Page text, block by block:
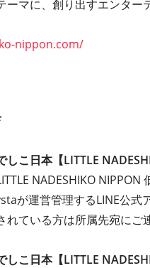
ーマに、創り出すエンタ
nippon.com/
こ日本【LITTLE
NADESHIKO
が運営管理するLINE公式
れている方は所属先宛にご
こ日本【LITTLE